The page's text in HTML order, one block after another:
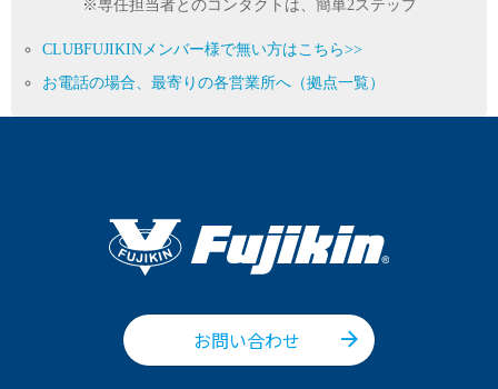
※専任担当者とのコンタクトは、簡単2ステップ
CLUBFUJIKINメンバー様で無い方はこちら>>
お電話の場合、最寄りの各営業所へ（拠点一覧）
お問い合わせ